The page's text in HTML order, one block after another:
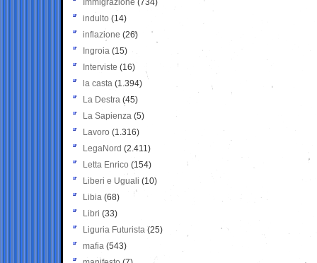
Immigrazione (734)
indulto (14)
inflazione (26)
Ingroia (15)
Interviste (16)
la casta (1.394)
La Destra (45)
La Sapienza (5)
Lavoro (1.316)
LegaNord (2.411)
Letta Enrico (154)
Liberi e Uguali (10)
Libia (68)
Libri (33)
Liguria Futurista (25)
mafia (543)